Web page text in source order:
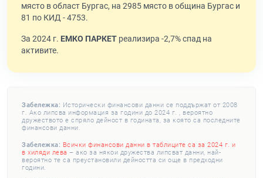
място в област Бургас, на 2985 място в община Бургас и
81 по КИД - 4753.
За 2024 г. ЕМКО ПАРКЕТ реализира -2,7% спад на
активите.
Забележка: Исторически финансови данни се поддържат от 2008
г. Ако липсва информация за години до 2024 г. , вероятно
дружеството е спряло дейност в годината, за която са последните
финансови данни.
Забележка: Всички финансови данни в таблиците са за 2024 г. и
в хиляди лева – ако за някои дружества липсват данни, най-
вероятно те са преустановили дейността си още в предходни
години.